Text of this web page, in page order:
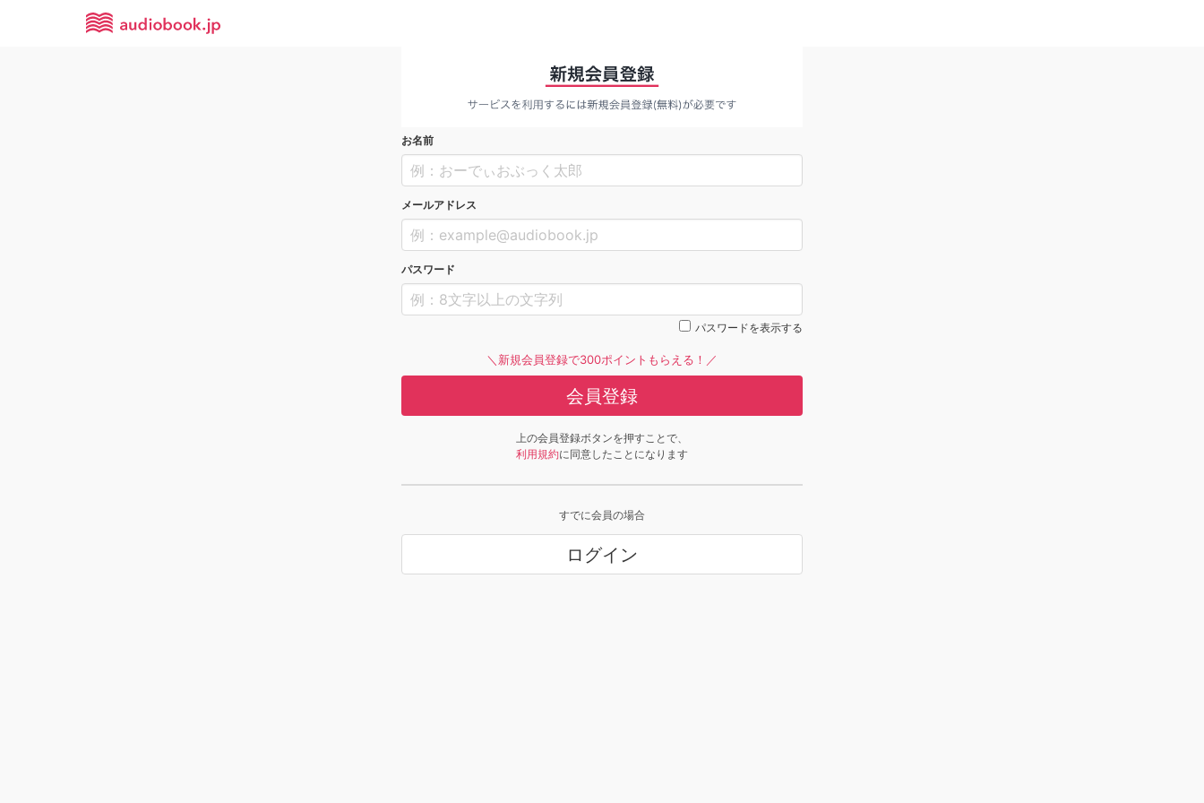
お名前
メールアドレス
パスワード
パスワードを表示する
＼新規会員登録で300ポイントもらえる！／
会員登録
上の会員登録ボタンを押すことで、
利用規約に同意したことになります
すでに会員の場合
ログイン